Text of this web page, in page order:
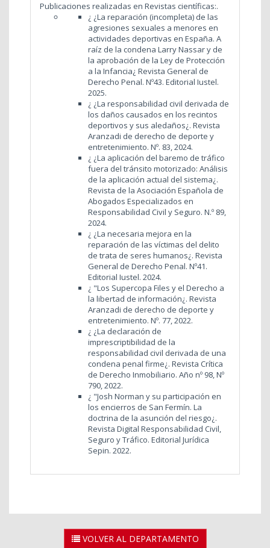
Publicaciones realizadas en Revistas científicas:.
¿ ¿La reparación (incompleta) de las
agresiones sexuales a menores en
actividades deportivas en España. A
raíz de la condena Larry Nassar y de
la aprobación de la Ley de Protección
a la Infancia¿ Revista General de
Derecho Penal. Nº43. Editorial Iustel.
2025.
¿ ¿La responsabilidad civil derivada de
los daños causados en los recintos
deportivos y sus aledaños¿. Revista
Aranzadi de derecho de deporte y
entretenimiento. Nº. 83, 2024.
¿ ¿La aplicación del baremo de tráfico
fuera del tránsito motorizado: Análisis
de la aplicación actual del sistema¿.
Revista de la Asociación Española de
Abogados Especializados en
Responsabilidad Civil y Seguro. N.º 89,
2024.
¿ ¿La necesaria mejora en la
reparación de las víctimas del delito
de trata de seres humanos¿. Revista
General de Derecho Penal. Nº41.
Editorial Iustel. 2024.
¿ "Los Supercopa Files y el Derecho a
la libertad de información¿. Revista
Aranzadi de derecho de deporte y
entretenimiento. Nº. 77, 2022.
¿ ¿La declaración de
imprescriptibilidad de la
responsabilidad civil derivada de una
condena penal firme¿. Revista Crítica
de Derecho Inmobiliario. Año nº 98, Nº
790, 2022.
¿ "Josh Norman y su participación en
los encierros de San Fermín. La
doctrina de la asunción del riesgo¿.
Revista Digital Responsabilidad Civil,
Seguro y Tráfico. Editorial Jurídica
Sepin. 2022.
VOLVER AL DEPARTAMENTO